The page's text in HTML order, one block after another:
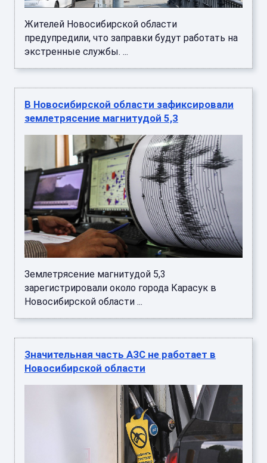
Жителей Новосибирской области
предупредили, что заправки будут работать на
экстренные службы. ...
В Новосибирской области зафиксировали
землетрясение магнитудой 5,3
Землетрясение магнитудой 5,3
зарегистрировали около города Карасук в
Новосибирской области ...
Значительная часть АЗС не работает в
Новосибирской области